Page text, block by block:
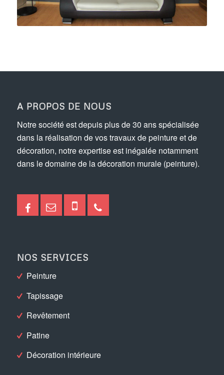
A PROPOS DE NOUS
Notre société est depuis plus de 30 ans spécialisée
dans la réalisation de vos travaux de peinture et de
décoration, notre expertise est inégalée notamment
dans le domaine de la décoration murale (peinture).
NOS SERVICES
Peinture
Tapissage
Revêtement
Patine
Décoration intérieure